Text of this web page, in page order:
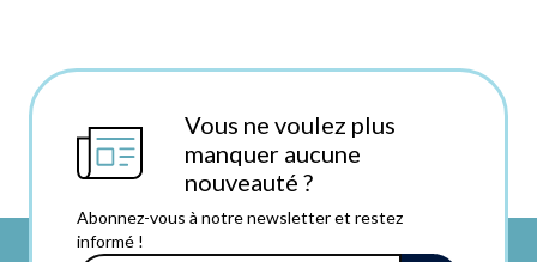
Vous ne voulez plus
manquer aucune
nouveauté ?
Abonnez-vous à notre newsletter et restez
informé !